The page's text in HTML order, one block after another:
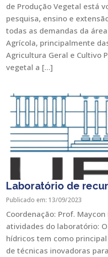
de Produção Vegetal está
pesquisa, ensino e
todas as demandas da
Agrícola, principalmente
Agricultura Geral e Cultivo
vegetal a […]
Laboratório de
Publicado em: 13/09/2023
Coordenação: Prof.
atividades do laboratório:
hídricos tem como
de técnicas inovadoras